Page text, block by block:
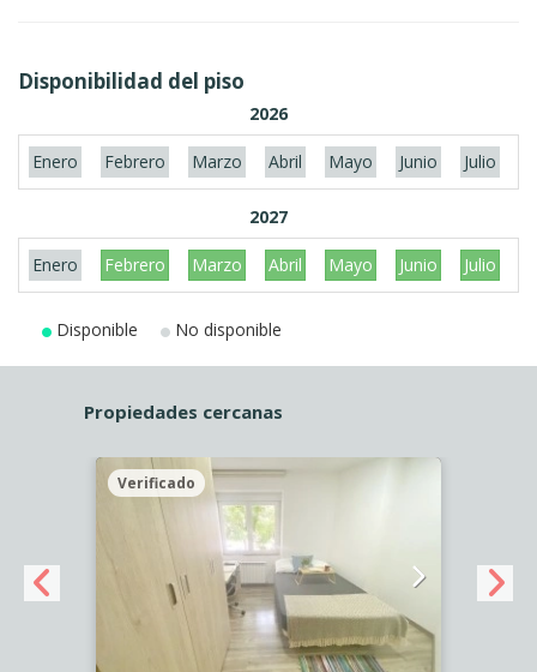
Disponibilidad del piso
2026
Enero Febrero Marzo Abril Mayo Junio Julio
2027
Enero Febrero Marzo Abril Mayo Junio Julio
Disponible No disponible
Propiedades cercanas
Verificado